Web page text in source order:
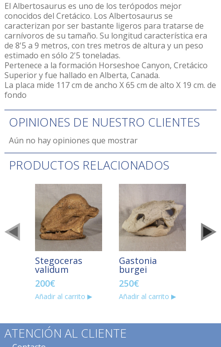
El Albertosaurus es uno de los terópodos mejor
conocidos del Cretácico. Los Albertosaurus se
caracterizan por ser bastante ligeros para tratarse de
carnívoros de su tamaño. Su longitud característica era
de 8'5 a 9 metros, con tres metros de altura y un peso
estimado en sólo 2'5 toneladas.
Pertenece a la formación Horseshoe Canyon, Cretácico
Superior y fue hallado en Alberta, Canada.
La placa mide 117 cm de ancho X 65 cm de alto X 19 cm. de
fondo
OPINIONES DE NUESTRO CLIENTES
Aún no hay opiniones que mostrar
PRODUCTOS RELACIONADOS
Stegoceras
validum
200€
Añadir al carrito
Gastonia
burgei
250€
Añadir al carrito
ATENCIÓN AL CLIENTE